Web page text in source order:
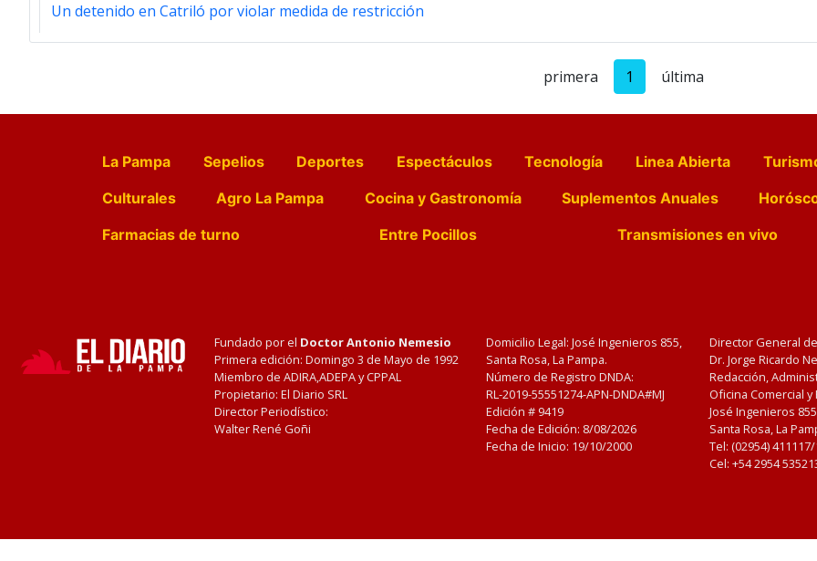
Un detenido en Catriló por violar medida de restricción
primera 1 última
La Pampa Sepelios Deportes Espectáculos Tecnología Linea Abierta
Culturales
Agro La Pampa Cocina y Gastronomía Suplementos Anuales
Farmacias de turno
Entre Pocillos Transmisiones en vivo
Fundado por el Doctor Antonio Nemesio
Primera edición: Domingo 3 de Mayo de 1992
Miembro de ADIRA,ADEPA y CPPAL
Propietario: El Diario SRL
Director Periodístico:
Walter René Goñi
Domicilio Legal: José Ingenieros 855,
Santa Rosa, La Pampa.
Número de Registro DNDA:
RL-2019-55551274-APN-DNDA#MJ
Edición # 9419
Fecha de Edición: 8/08/2026
Fecha de Inicio: 19/10/2000
Director General
Dr. Jorge Ricardo
Redacción,
Oficina Comercial
José Ingenieros
Santa Rosa, La
Tel: (02954)
Cel: +54 2954